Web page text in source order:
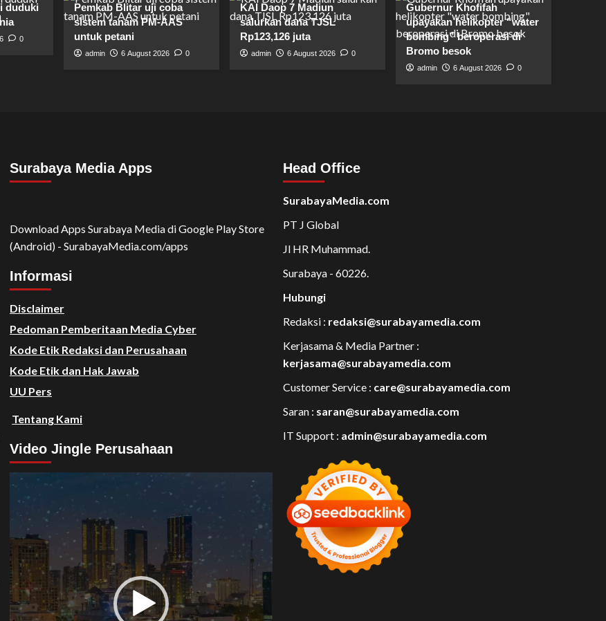
duduki
0
Pemkab Blitar uji coba
sistem tanam PM-AAS
untuk petani
admin 6 August 2026 0
KAI Daop 7 Madiun
salurkan dana TJSL
Rp123,126 juta
admin 6 August 2026 0
Gubernur Khofifah
upayakan helikopter “water
bombing” beroperasi di
Bromo besok
admin 6 August 2026 0
Surabaya Media Apps
Download Apps Surabaya Media di Google Play Store
(Android) - SurabayaMedia.com/apps
Informasi
Disclaimer
Pedoman Pemberitaan Media Cyber
Kode Etik Redaksi dan Perusahaan
Kode Etik dan Hak Jawab
UU Pers
Tentang Kami
Video Jingle Perusahaan
Video
Player
Head Office
SurabayaMedia.com
PT J Global
Jl HR Muhammad.
Surabaya - 60226.
Hubungi
Redaksi : redaksi@surabayamedia.com
Kerjasama & Media Partner :
kerjasama@surabayamedia.com
Customer Service : care@surabayamedia.com
Saran : saran@surabayamedia.com
IT Support : admin@surabayamedia.com